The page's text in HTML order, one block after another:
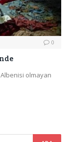
0
olmayan